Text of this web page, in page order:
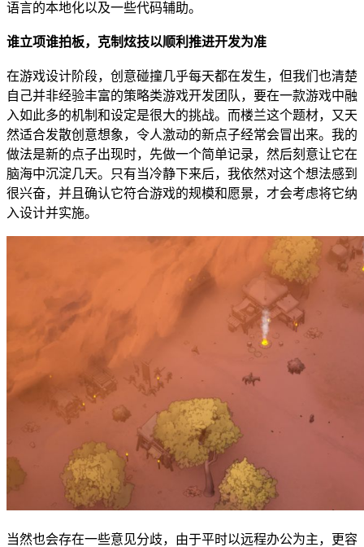
语言的本地化以及一些代码辅助。
谁立项谁拍板，克制炫技以顺利推进开发为准
在游戏设计阶段，创意碰撞几乎每天都在发生，但我们也清楚
自己并非经验丰富的策略类游戏开发团队，要在一款游戏中融
入如此多的机制和设定是很大的挑战。而楼兰这个题材，又天
然适合发散创意想象，令人激动的新点子经常会冒出来。我的
做法是新的点子出现时，先做一个简单记录，然后刻意让它在
脑海中沉淀几天。只有当冷静下来后，我依然对这个想法感到
很兴奋，并且确认它符合游戏的规模和愿景，才会考虑将它纳
入设计并实施。
当然也会存在一些意见分歧，由于平时以远程办公为主，更容